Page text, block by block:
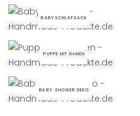
BABYSCHLAFSACK
PUPPE MIT NAMEN
BABY SHOWER DEKO